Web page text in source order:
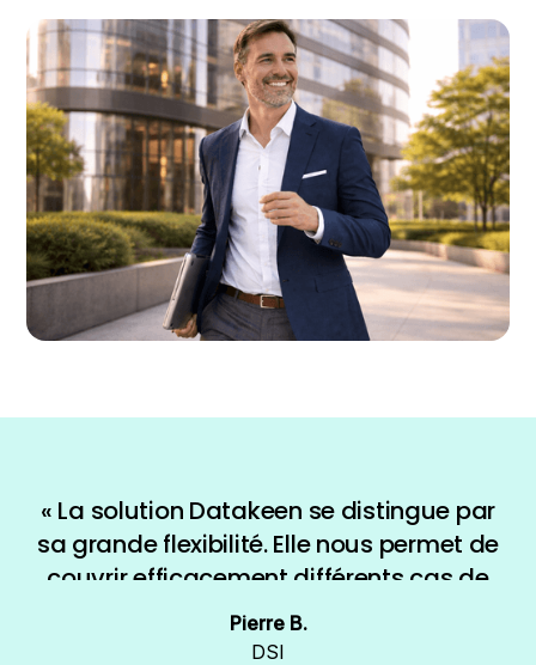
« La solution Datakeen se distingue par
sa grande flexibilité. Elle nous permet de
couvrir efficacement différents cas de
figure et de nous adapter à nos
contraintes métiers. L’interface est
Pierre B.
DSI